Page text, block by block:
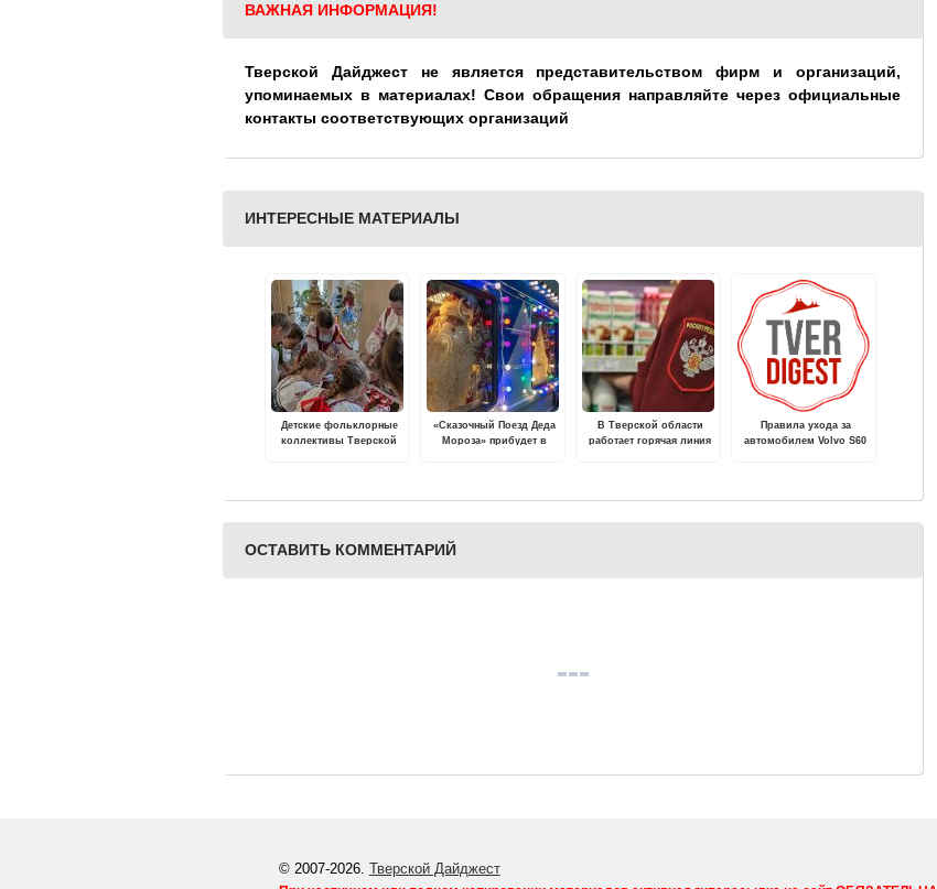
ВАЖНАЯ ИНФОРМАЦИЯ!
Тверской Дайджест не является представительством фирм и организаций,
упоминаемых в материалах! Свои обращения направляйте через официальные
контакты соответствующих организаций
ИНТЕРЕСНЫЕ МАТЕРИАЛЫ
Детские фольклорные
коллективы Тверской
«Сказочный Поезд Деда
Мороза» прибудет в
В Тверской области
работает горячая линия
Правила ухода за
автомобилем Volvo S60
ОСТАВИТЬ КОММЕНТАРИЙ
© 2007-2026. Тверской Дайджест